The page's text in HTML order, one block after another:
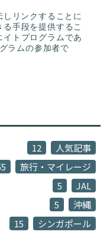
リンクすることに
手段を提供するこ
イトプログラムであ
ラムの参加者で
人気記事
12
旅行・マイレージ
JAL
5
沖縄
5
シンガポール
15